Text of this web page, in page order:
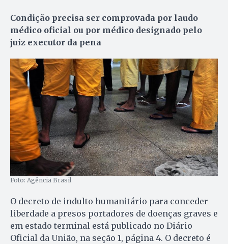
Condição precisa ser comprovada por laudo
médico oficial ou por médico designado pelo
juiz executor da pena
Foto: Agência Brasil
O decreto de indulto humanitário para conceder
liberdade a presos portadores de doenças graves e
em estado terminal está publicado no Diário
Oficial da União, na seção 1, página 4. O decreto é